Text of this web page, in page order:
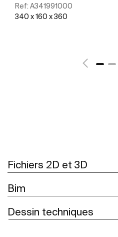
Ref: A341991000
340 x 160 x 360
Fichiers 2D et 3D
Bim
Dessin techniques